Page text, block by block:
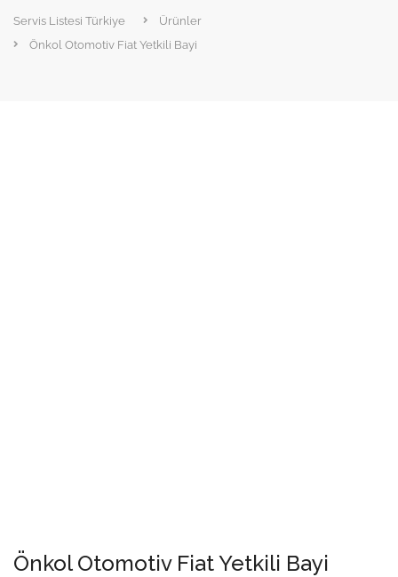
Servis Listesi Türkiye
Ürünler
Önkol Otomotiv Fiat Yetkili Bayi
Önkol Otomotiv Fiat Yetkili Bayi